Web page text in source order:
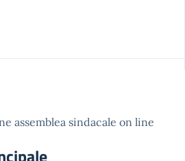
assemblea sindacale on line